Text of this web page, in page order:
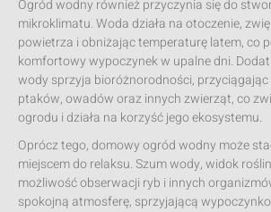
Ogród wodny również przyczynia się do
mikroklimatu. Woda działa na otoczenie,
powietrza i obniżając temperaturę latem, co
komfortowy wypoczynek w upalne dni.
wody sprzyja bioróżnorodności,
ptaków, owadów oraz innych zwierząt, co
ogrodu i działa na korzyść jego ekosystemu.
Oprócz tego, domowy ogród wodny może
miejscem do relaksu. Szum wody, widok
możliwość obserwacji ryb i innych
spokojną atmosferę, sprzyjającą